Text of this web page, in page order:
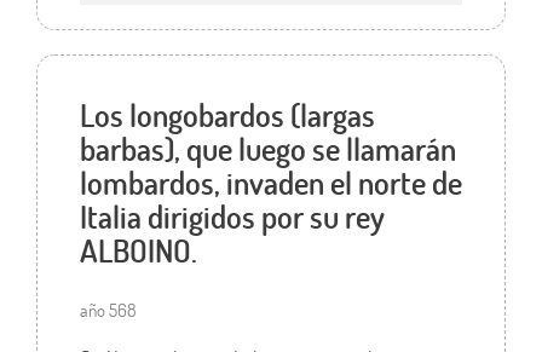
Los longobardos (largas
barbas), que luego se llamarán
lombardos, invaden el norte de
Italia dirigidos por su rey
ALBOINO.
año 568